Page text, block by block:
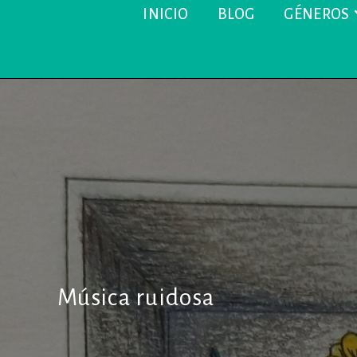
INICIO BLOG GÉNEROS
Música ruidosa